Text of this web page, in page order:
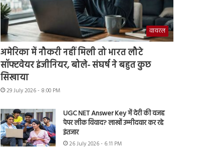
वायरल
अमेरिका में नौकरी नहीं मिली तो भारत लौटे
सॉफ्टवेयर इंजीनियर, बोले- संघर्ष ने बहुत कुछ
सिखाया
29 July 2026 - 8:00 PM
UGC NET Answer Key में देरी की वजह
पेपर लीक विवाद? लाखों उम्मीदवार कर रहे
इंतजार
26 July 2026 - 6:11 PM